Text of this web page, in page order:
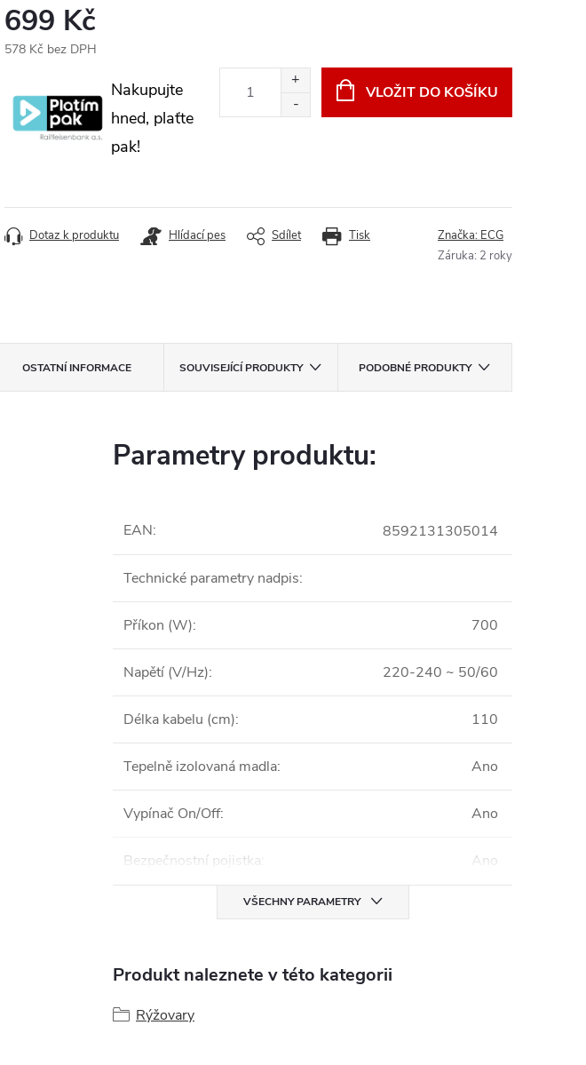
699 Kč
578 Kč bez DPH
Nakupujte
hned, plaťte
pak!
VLOŽIT DO KOŠÍKU
Tisk
Dotaz k produktu Hlídací pes Sdílet Značka: ECG
Záruka: 2 roky
OSTATNÍ INFORMACE SOUVISEJÍCÍ PRODUKTY PODOBNÉ PRODUKTY
Parametry produktu:
EAN: 8592131305014
Technické parametry nadpis:
Příkon (W): 700
Napětí (V/Hz): 220-240 ~ 50/60
Délka kabelu (cm): 110
Tepelně izolovaná madla: Ano
Vypínač On/Off: Ano
Bezpečnostní pojistka: Ano
VŠECHNY PARAMETRY
Produkt naleznete v této kategorii
Rýžovary